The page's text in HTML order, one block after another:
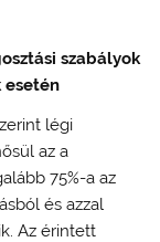
szabályok
esetén
légi
az a
75%-a az
és azzal
Az érintett